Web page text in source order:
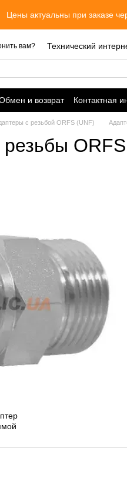
Цены актуальны при заказе
вам? Технический
и возврат Контактная
с резьбой ORFS (UNF)